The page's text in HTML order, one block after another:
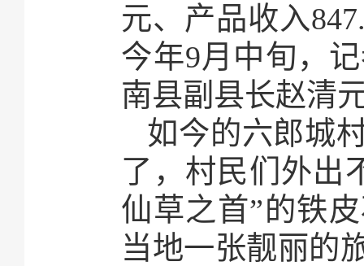
元、产品收入
今年9月中旬，
南县副县长赵清
如今的六郎城
了，村民们外出
仙草之首”的铁
当地一张靓丽的